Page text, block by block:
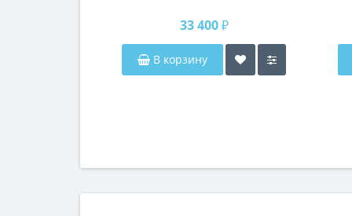
33 400 ₽
В корзину